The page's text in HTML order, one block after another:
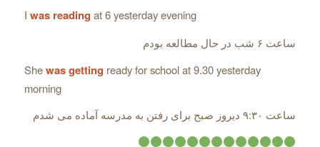
I was reading at 6 yesterday evening
ساعت ۶ شب در حال مطالعه بودم
Shewas getting ready for school at 9.30 yesterday
morning
ساعت ۹:۳۰ دیروز صبح برای رفتن به مدرسه آماده می شدم